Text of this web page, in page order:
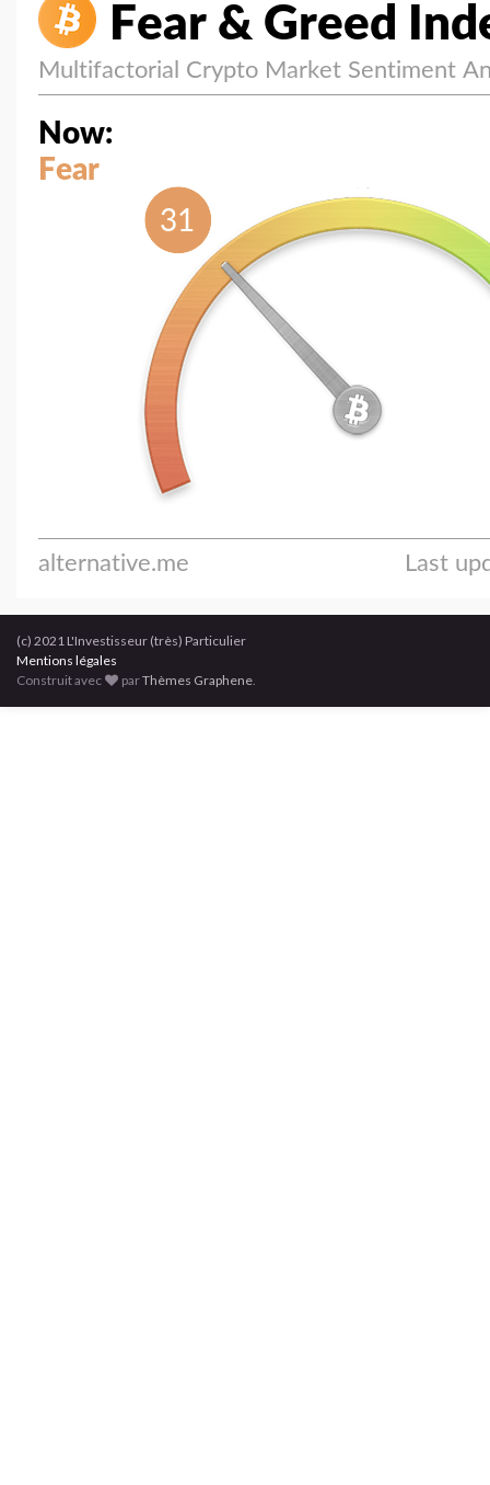
(c) 2021 L'Investisseur (très) Particulier
Mentions légales
Construit avec
parThèmes Graphene